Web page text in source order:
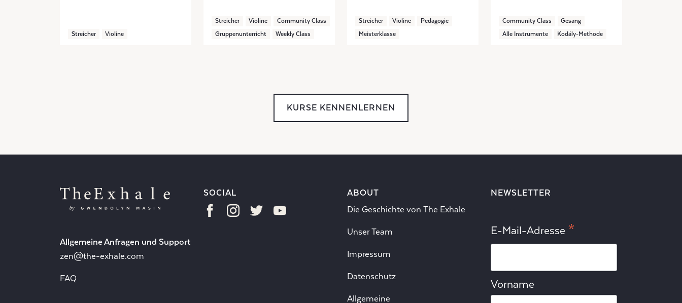
Streicher Violine
Streicher Violine
Community Class
Gruppenunterricht
Weekly Class
Streicher Violine
Pedagogie
Meisterklasse
Community Class
Gesang
Alle Instrumente
Kodály-Methode
KURSE KENNENLERNEN
Allgemeine Anfragen und Support
zen@the-exhale.com
FAQ
SOCIAL
ABOUT
Die Geschichte von The Exhale
Unser Team
Impressum
Datenschutz
Allgemeine
NEWSLETTER
E-Mail-Adresse *
Vorname